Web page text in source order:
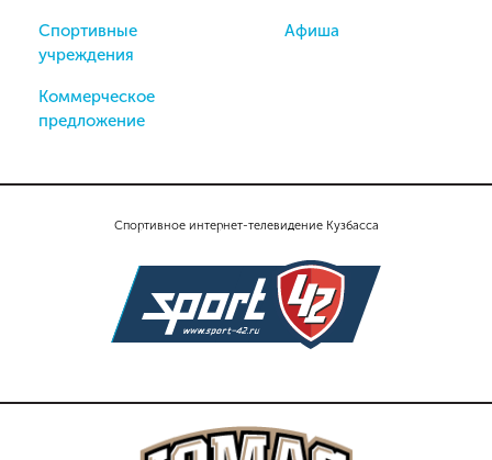
Спортивное интернет-телевидение Кузбасса
Спортивные
учреждения
Коммерческое
предложение
Афиша